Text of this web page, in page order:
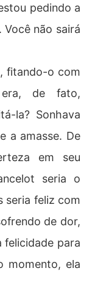
pedindo a
não sairá
fitando-o com
era, de fato,
la? Sonhava
a amasse. De
em seu
seria o
seria feliz com
de dor,
felicidade para
momento, ela